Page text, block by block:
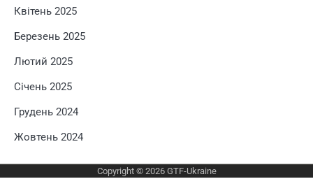
Квітень 2025
Березень 2025
Лютий 2025
Січень 2025
Грудень 2024
Жовтень 2024
Copyright © 2026 GTF-Ukraine